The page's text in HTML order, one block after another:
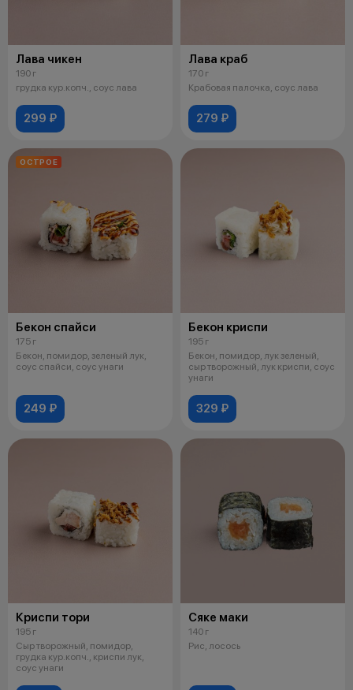
Лава чикен
190 г
грудка кур.копч., соус лава
299 ₽
Лава краб
170 г
Крабовая палочка, соус лава
279 ₽
ОСТРОЕ
Бекон спайси
175 г
Бекон, помидор, зеленый лук,
соус спайси, соус унаги
249 ₽
Бекон криспи
195 г
Бекон, помидор, лук зеленый,
сыр творожный, лук криспи, соус
унаги
329 ₽
Криспи тори
195 г
Сыр творожный, помидор,
грудка кур.копч., криспи лук,
соус унаги
Сяке маки
140 г
Рис, лосось